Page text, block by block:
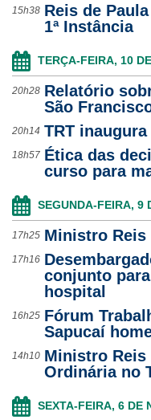
15h38 Reis de
1ª Instância
TERÇA-FEIRA, 10
20h28 Relatório
São
20h14 TRT
18h57 Ética das
curso para
SEGUNDA-FEIRA, 9
17h25 Ministro Reis
17h16
conjunto
hospital
16h25 Fórum
Sapucaí
14h10 Ministro Reis
Ordinária no
SEXTA-FEIRA, 6 DE